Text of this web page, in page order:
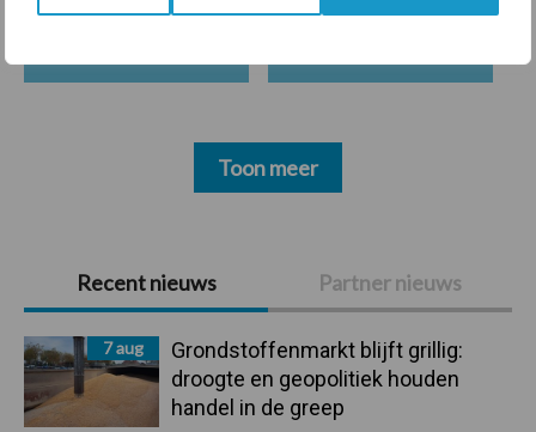
Primaire
Sidebar
Recent nieuws Partner nieuws
7 aug
Grondstoffenmarkt blijft grillig:
droogte en geopolitiek houden
handel in de greep
Beregening Bijproducten
Toon meer